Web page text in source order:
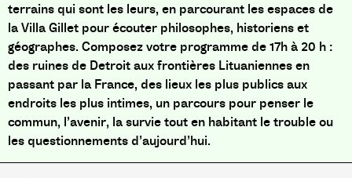
terrains qui sont les leurs, en parcourant les espaces de
la Villa Gillet pour écouter philosophes, historiens et
géographes. Composez votre programme de 17h à 20 h :
des ruines de Detroit aux frontières Lituaniennes en
passant par la France, des lieux les plus publics aux
endroits les plus intimes, un parcours pour penser le
commun, l’avenir, la survie tout en habitant le trouble ou
les questionnements d’aujourd’hui.